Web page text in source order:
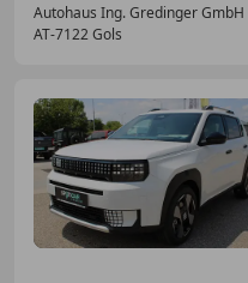
Autohaus Ing. Gredinger GmbH
AT-7122 Gols